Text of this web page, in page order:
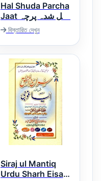
Hal Shuda Parcha
Jaat حل شدہ پرچہ
جات
বিস্তারিত দেখুন
Siraj ul Mantiq
Urdu Sharh Eisa